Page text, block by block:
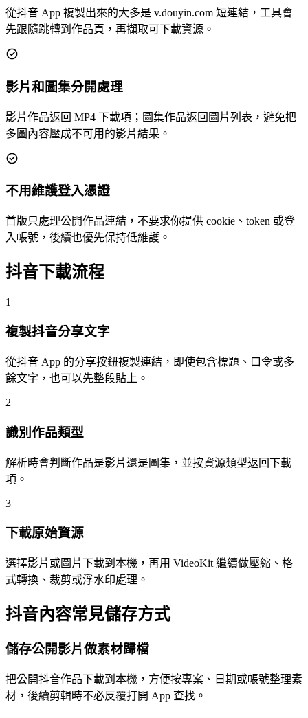
從抖音 App 複製出來的大多是 v.douyin.com 短連結，工具會
先跟隨跳轉到作品頁，再擷取可下載資源。
影片和圖集分開處理
影片作品返回 MP4 下載項；圖集作品返回圖片列表，避免把
多圖內容壓成不可用的影片結果。
不用維護登入憑證
首版只處理公開作品連結，不要求你提供 cookie、token 或登
入帳號，後續也優先保持低維護。
抖音下載流程
1
複製抖音分享文字
從抖音 App 的分享按鈕複製連結，即使包含標題、口令或多
餘文字，也可以先整段貼上。
2
識別作品類型
解析時會判斷作品是影片還是圖集，並按資源類型返回下載
項。
3
下載原始資源
選擇影片或圖片下載到本機，再用 VideoKit 繼續做壓縮、格
式轉換、裁剪或浮水印處理。
抖音內容常見儲存方式
儲存公開影片做素材歸檔
把公開抖音作品下載到本機，方便按專案、日期或帳號整理素
材，後續剪輯時不必反覆打開 App 查找。